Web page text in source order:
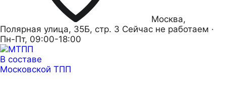
Москва,
Полярная улица, 35Б, стр. 3 Сейчас не работаем ·
Пн-Пт, 09:00-18:00
В составе
Московской ТПП